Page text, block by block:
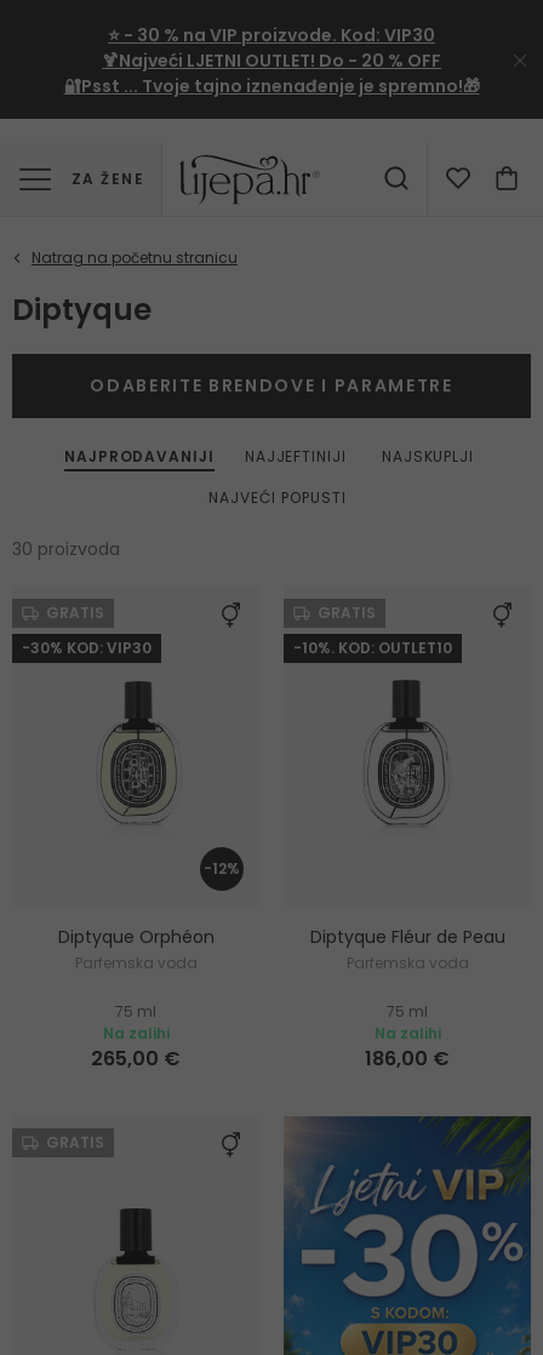
⭐ - 30 % na VIP proizvode. Kod: VIP30
🍹Najveći LJETNI OUTLET! Do - 20 % OFF
🔐Psst ... Tvoje tajno iznenađenje je spremno!🎁
ZA ŽENE
Diptyque
NAJPRODAVANIJI NAJJEFTINIJI
NAJSKUPLJI
NAJVEĆI POPUSTI
30 proizvoda
ODABERITE BRENDOVE I PARAMETRE
GRATIS
-30% KOD: VIP30
-12%
Diptyque Orphéon
Parfemska voda
75 ml
Na zalihi
265,00 €
GRATIS
-10%. KOD: OUTLET10
Diptyque Fléur de Peau
Parfemska voda
75 ml
Na zalihi
186,00 €
GRATIS